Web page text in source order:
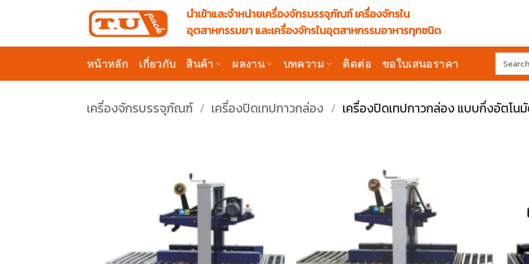
นำเข้าและจำหน่ายเครื่องจักรบรรจุภัณฑ์ เครื่องจักรใน
อุตสาหกรรมยา และเครื่องจักรในอุตสาหกรรมอาหารทุกชนิด
หน้าหลัก เกี่ยวกับ สินค้า ผลงาน บทความ ติดต่อ ขอใบเสนอราคา
Search
for:
เครื่องจักรบรรจุภัณฑ์ / เครื่องปิดเทปกาวกล่อง / เครื่องปิดเทปกาวกล่อง แบบกึ่งอัตโน